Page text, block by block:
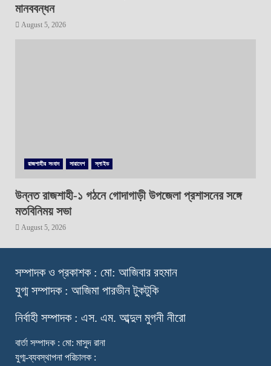
মানববন্ধন
August 5, 2026
রাজশাহীর সংবাদ সারাদেশ স্লাইড
উন্নত রাজশাহী-১ গঠনে গোদাগাড়ী উপজেলা প্রশাসনের সঙ্গে
মতবিনিময় সভা
August 5, 2026
সম্পাদক ও প্রকাশক : মো: আজিবার রহমান
যুগ্ম সম্পাদক : আজিমা পারভীন টুকটুকি
নির্বাহী সম্পাদক : এস. এম. আব্দুল মুগনী নীরো
বার্তা সম্পাদক : মো: মাসুদ রানা
যুগ্ম-ব্যবস্থাপনা পরিচালক :